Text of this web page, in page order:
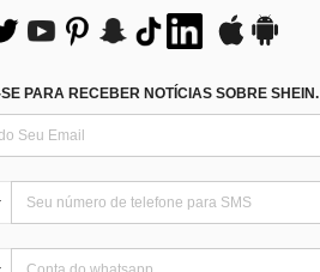
PARA RECEBER NOTÍCIAS SOBRE SHEIN.